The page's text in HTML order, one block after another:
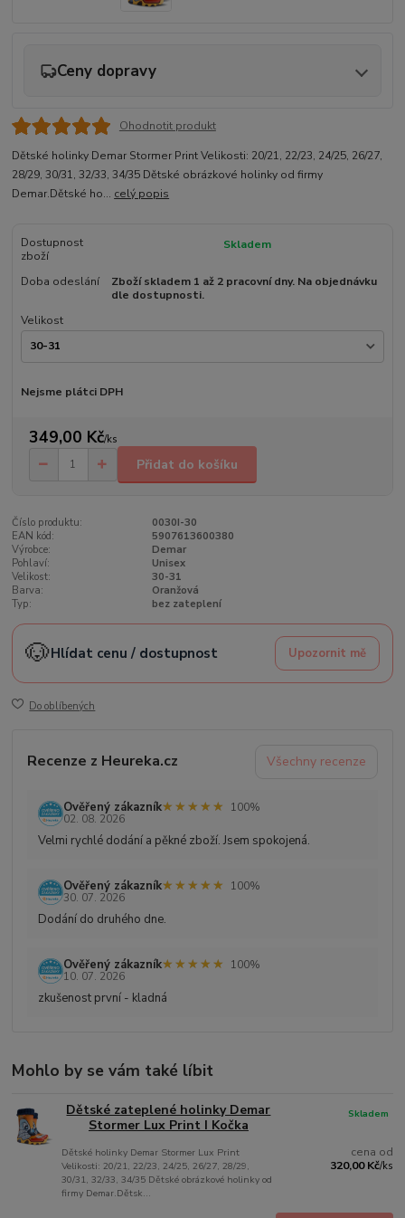
Ceny dopravy
Ohodnotit produkt
Dětské holinky Demar Stormer Print Velikosti: 20/21, 22/23, 24/25, 26/27,
28/29, 30/31, 32/33, 34/35 Dětské obrázkové holinky od firmy
Demar.Dětské ho... celý popis
Dostupnost
zboží
Skladem
Doba odeslání
Zboží skladem 1 až 2 pracovní dny. Na objednávku
dle dostupnosti.
Velikost
Nejsme plátci DPH
349,00 Kč/ks
Přidat do košíku
Číslo produktu:
0030I-30
EAN kód:
5907613600380
Výrobce:
Demar
Pohlaví:
Unisex
Velikost:
30-31
Barva:
Oranžová
Typ:
bez zateplení
🐶Hlídat cenu / dostupnost Upozornit mě
Do oblíbených
Recenze z Heureka.cz Všechny recenze
Ověřený zákazník★★★★★
★★★★★
100%
02. 08. 2026
Velmi rychlé dodání a pěkné zboží. Jsem spokojená.
Ověřený zákazník★★★★★
★★★★★
100%
30. 07. 2026
Dodání do druhého dne.
Ověřený zákazník★★★★★
★★★★★
100%
10. 07. 2026
zkušenost první - kladná
Mohlo by se vám také líbit
Dětské zateplené holinky Demar
Stormer Lux Print I Kočka
Dětské holinky Demar Stormer Lux Print
Velikosti: 20/21, 22/23, 24/25, 26/27, 28/29,
30/31, 32/33, 34/35 Dětské obrázkové holinky od
firmy Demar.Dětsk...
cena od
320,00 Kč/ks
Skladem